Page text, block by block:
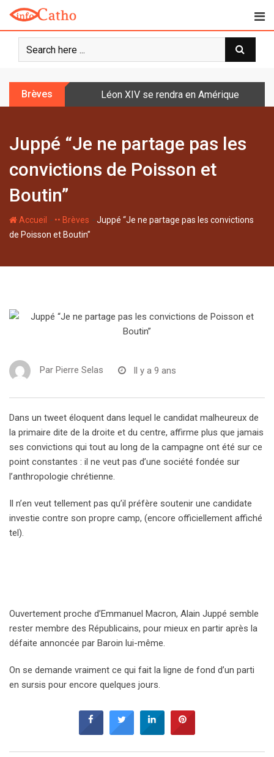
o
Brèves Léon XIV se rendra en Amérique latine à
Juppé “Je ne partage pas les
convictions de Poisson et
Boutin”
Accueil - •• Brèves -Juppé “Je ne partage pas les convictions
de Poisson et Boutin”
Par Pierre Selas Il y a 9 ans
Dans un tweet éloquent dans lequel le candidat malheureux de
la primaire dite de la droite et du centre, affirme plus que jamais
ses convictions qui tout au long de la campagne ont été sur ce
point constantes : il ne veut pas d’une société fondée sur
l’anthropologie chrétienne.
Il n’en veut tellement pas qu’il préfère soutenir une candidate
investie contre son propre camp, (encore officiellement affiché
tel).
Ouvertement proche d’Emmanuel Macron, Alain Juppé semble
rester membre des Républicains, pour mieux en partir après la
défaite annoncée par Baroin lui-même.
On se demande vraiment ce qui fait la ligne de fond d’un parti
en sursis pour encore quelques jours.